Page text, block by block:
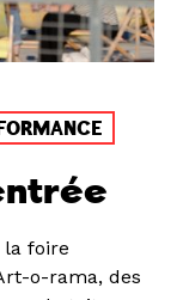
la foire
o-rama, des